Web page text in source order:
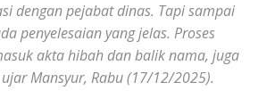
dengan pejabat dinas. Tapi sampai
penyelesaian yang jelas. Proses
akta hibah dan balik nama, juga
Mansyur, Rabu (17/12/2025).